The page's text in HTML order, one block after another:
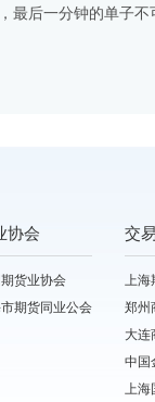
最后一分钟的单子不
协会
货业协会
期货同业公会
交
上海
郑州
大连
中国
上海